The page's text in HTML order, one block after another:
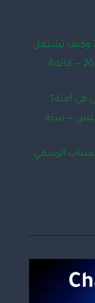
أفضل تطبيقات بلس للأيفون في 2026 — قائمة
هي آمنة؟
بلس — سنة
الرسمي